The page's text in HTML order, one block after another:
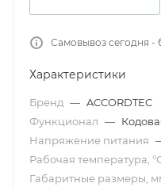
Самовывоз сегодня -
Характеристики
Бренд — ACCORDTEC
Функционал —
Напряжение питания
Рабочая температура,
Габаритные размеры,